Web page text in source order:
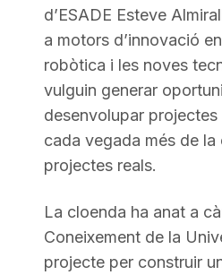
d’ESADE Esteve
a motors d’innovació
robòtica i les noves
vulguin generar
desenvolupar
cada vegada més de la
projectes reals.
La cloenda ha anat a
Coneixement de la
projecte per construir